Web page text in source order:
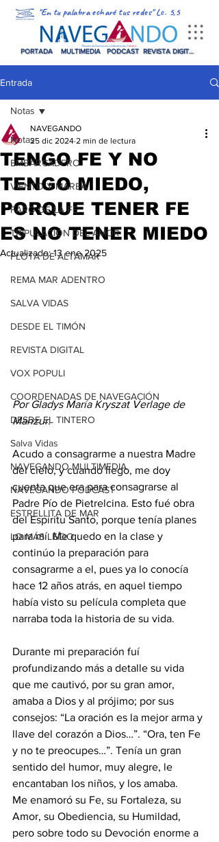
"En tu palabra echaré tus redes" Lc. 5,5
PORTADA MULTIMEDIA PODCAST REVISTA DIGITAL
Entrada
Notas
EMBARCADERO
VIENTO Y MAREA
FARO DE LA FE
TRIPULACIÓN DEL AMOR
FLOTA DE ALTAMAR
REMA MAR ADENTRO
SALVA VIDAS
DESDE EL TIMÓN
REVISTA DIGITAL
VOX POPULI
COORDENADAS DE NAVEGACIÓN
DESDE EL TINTERO
Salva Vidas
NAVEGANDO MULTIMEDIA
NAVEGANDO PODCAST
ESTRELLITA DE MAR
LO MÁS LEÍDO
Notas
TENGO FE Y NO
TENGO MIEDO,
PORQUE TENER FE
ES NO TENER MIEDO
NAVEGANDO
25 dic 2024 2 min de lectura
Actualizado:13 ene 2025
Por Gladys María Kryszat Verlage de
Manzur.
Acudo a consagrarme a nuestra Madre
del cielo, y cuando llego, me doy
cuenta que era para consagrarse al
Padre Pío de Pietrelcina. Esto fué obra
del Espíritu Santo, porque tenía planes
para mí. Me quedo en la clase y
continúo la preparación para
consagrarme a el, pues ya lo conocía
hace 12 años atrás, en aquel tiempo
había visto su película completa que
narraba toda la historia de su vida.
Durante mi preparación fuí
profundizando más a detalle su vida
que me cautivó, por su gran amor,
amaba a Dios y al prójimo; por sus
consejos: “La oración es la mejor arma y
llave del corazón a Dios…”. “Ora, ten Fe
y no te preocupes…”. Tenía un gran
sentido del humor, muy alegre, le
encantaban los niños, y los amaba.
Me enamoró su Fe, su Fortaleza, su
Amor, su Obediencia, su Humildad,
pero sobre todo su Devoción enorme a